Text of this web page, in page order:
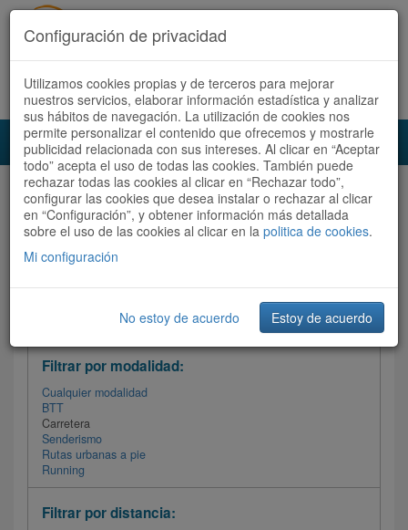
Acceder Registrate ahora Español | Català
Audioruta Todas las rutas
Todas las rutas Ordenar por:Más recientes
Filtrar las rutas
Filtrar por modalidad:
Cualquier modalidad
BTT
Carretera
Senderismo
Rutas urbanas a pie
Running
Filtrar por distancia:
Configuración de privacidad
Utilizamos cookies propias y de terceros para mejorar
nuestros servicios, elaborar información estadística y analizar
sus hábitos de navegación. La utilización de cookies nos
permite personalizar el contenido que ofrecemos y mostrarle
publicidad relacionada con sus intereses. Al clicar en “Aceptar
todo” acepta el uso de todas las cookies. También puede
rechazar todas las cookies al clicar en “Rechazar todo”,
configurar las cookies que desea instalar o rechazar al clicar
en “Configuración”, y obtener información más detallada
sobre el uso de las cookies al clicar en la politica de cookies.
Mi configuración
No estoy de acuerdo Estoy de acuerdo